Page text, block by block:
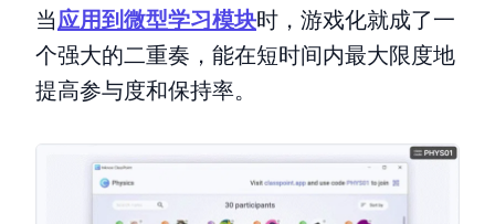
当应用到微型学习模块时，游戏化就成了一
个强大的二重奏，能在短时间内最大限度地
提高参与度和保持率。